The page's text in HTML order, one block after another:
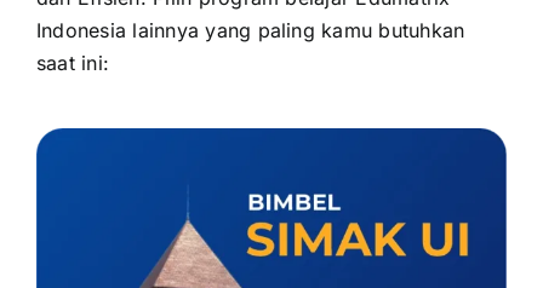
Indonesia lainnya yang paling kamu butuhkan
saat ini: